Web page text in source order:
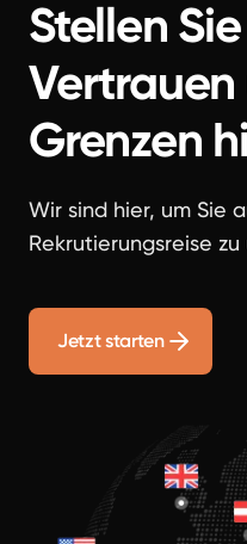
Stellen
Grenzen
Wir sind hier, um Sie
Rekrutierungsreise
Jetzt starten